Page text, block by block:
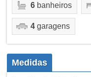
6banheiros
4garagens
Medidas